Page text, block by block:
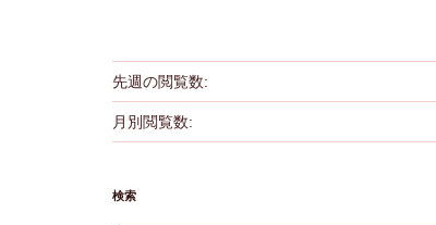
先週の閲覧数:
月別閲覧数:
検索